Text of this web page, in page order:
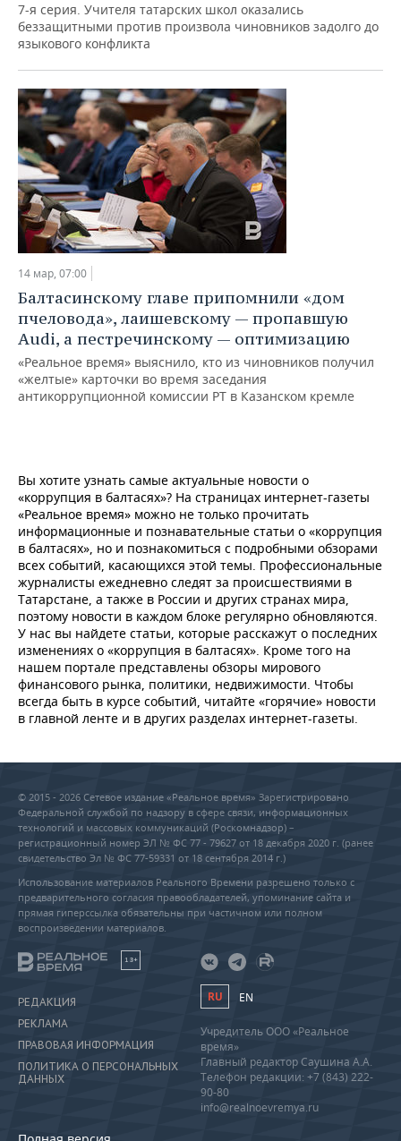
7-я серия. Учителя татарских школ оказались
беззащитными против произвола чиновников задолго до
языкового конфликта
14 мар, 07:00
Балтасинскому главе припомнили «дом
пчеловода», лаишевскому — пропавшую
Audi, а пестречинскому — оптимизацию
«Реальное время» выяснило, кто из чиновников получил
«желтые» карточки во время заседания
антикоррупционной комиссии РТ в Казанском кремле
Вы хотите узнать самые актуальные новости о
«коррупция в балтасях»? На страницах интернет-газеты
«Реальное время» можно не только прочитать
информационные и познавательные статьи о «коррупция
в балтасях», но и познакомиться с подробными обзорами
всех событий, касающихся этой темы. Профессиональные
журналисты ежедневно следят за происшествиями в
Татарстане, а также в России и других странах мира,
поэтому новости в каждом блоке регулярно обновляются.
У нас вы найдете статьи, которые расскажут о последних
изменениях о «коррупция в балтасях». Кроме того на
нашем портале представлены обзоры мирового
финансового рынка, политики, недвижимости. Чтобы
всегда быть в курсе событий, читайте «горячие» новости
в главной ленте и в других разделах интернет-газеты.
© 2015 - 2026 Сетевое издание «Реальное время» Зарегистрировано
Федеральной службой по надзору в сфере связи, информационных
технологий и массовых коммуникаций (Роскомнадзор) –
регистрационный номер ЭЛ № ФС 77 - 79627 от 18 декабря 2020 г. (ранее
свидетельство Эл № ФС 77-59331 от 18 сентября 2014 г.)
Использование материалов Реального Времени разрешено только с
предварительного согласия правообладателей, упоминание сайта и
прямая гиперссылка обязательны при частичном или полном
воспроизведении материалов.
18+
РЕДАКЦИЯ
РЕКЛАМА
ПРАВОВАЯ ИНФОРМАЦИЯ
ПОЛИТИКА О ПЕРСОНАЛЬНЫХ
ДАННЫХ
RU EN
Учредитель ООО «Реальное
время»
Главный редактор Саушина А.А.
Телефон редакции: +7 (843) 222-
90-80
info@realnoevremya.ru